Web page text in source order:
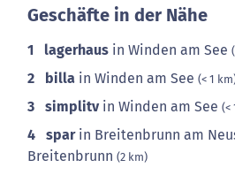
Geschäfte in der Nähe
1 lagerhaus in Winden am See
2 billa in Winden am See (< 1
3 simplitvin Winden am See (<
4 sparin Breitenbrunn am
Breitenbrunn (2 km)